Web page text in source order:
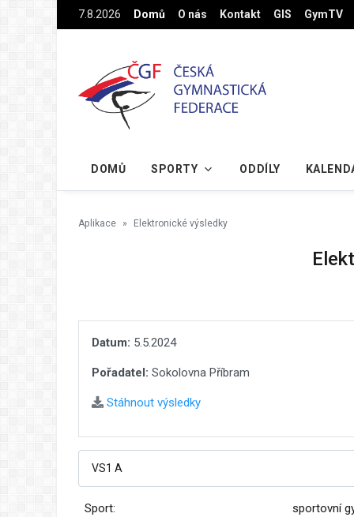
Na hlavní obsah7.8.2026 Domů O nás Kontakt GIS GymTV
DOMŮ SPORTY ODDÍLY
Aplikace Elektronické výsledky
Datum: 5.5.2024
Pořadatel: Sokolovna Příbram
Stáhnout výsledky
Sport: sportovní